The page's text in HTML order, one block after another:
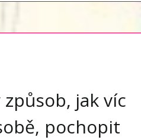
jak víc
pochopit